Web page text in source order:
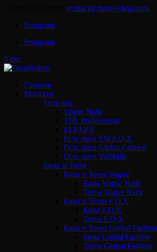
contact@daniel-shop.com
Instagram
Instagram
0 шт.
Главная
Магазин
Гель-лак
Vogue Nails
TNL Professional
ELPAZA
Гель лаки ТМ F.O.X
Гель лаки Global Fashion
Гель лаки Yo!Nails
Базы и Топы
Базы и Топы Vogue
Базы Vogue Nails
Топы Vogue Nails
Базы и Топы F.O.X
Базы F.O.X
Топы F.O.X
Базы и Топы Global Fashion
Базы Global Fashion
Топы Global Fashion